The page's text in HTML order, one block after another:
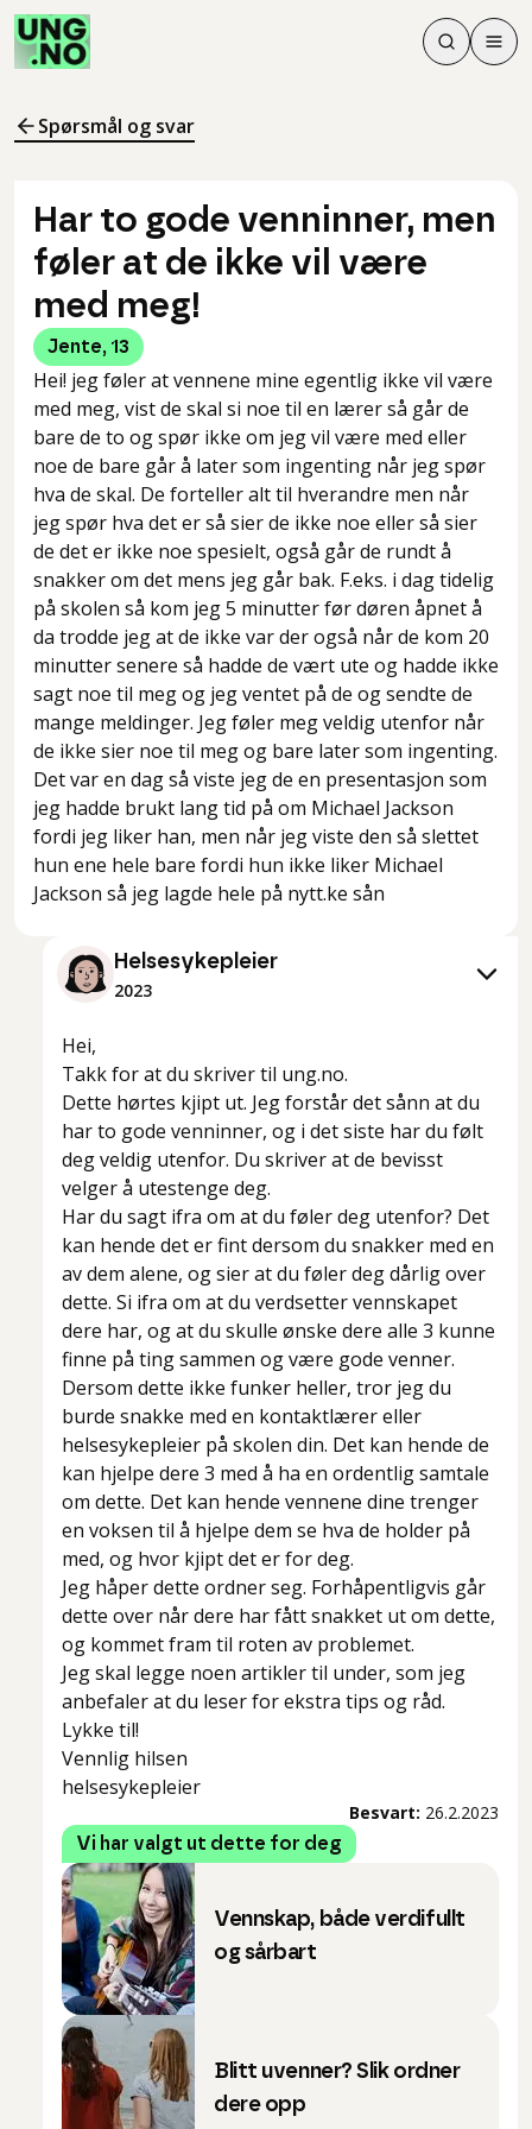
Søk
Søk
Meny
Spørsmål og svar
Har to gode venninner, men
føler at de ikke vil være
med meg!
Jente, 13
Hei! jeg føler at vennene mine egentlig ikke vil være
med meg, vist de skal si noe til en lærer så går de
bare de to og spør ikke om jeg vil være med eller
noe de bare går å later som ingenting når jeg spør
hva de skal. De forteller alt til hverandre men når
jeg spør hva det er så sier de ikke noe eller så sier
de det er ikke noe spesielt, også går de rundt å
snakker om det mens jeg går bak. F.eks. i dag tidelig
på skolen så kom jeg 5 minutter før døren åpnet å
da trodde jeg at de ikke var der også når de kom 20
minutter senere så hadde de vært ute og hadde ikke
sagt noe til meg og jeg ventet på de og sendte de
mange meldinger. Jeg føler meg veldig utenfor når
de ikke sier noe til meg og bare later som ingenting.
Det var en dag så viste jeg de en presentasjon som
jeg hadde brukt lang tid på om Michael Jackson
fordi jeg liker han, men når jeg viste den så slettet
hun ene hele bare fordi hun ikke liker Michael
Jackson så jeg lagde hele på nytt.ke sån
Helsesykepleier
2023
Hei,
Takk for at du skriver til ung.no.
Dette hørtes kjipt ut. Jeg forstår det sånn at du
har to gode venninner, og i det siste har du følt
deg veldig utenfor. Du skriver at de bevisst
velger å utestenge deg.
Har du sagt ifra om at du føler deg utenfor? Det
kan hende det er fint dersom du snakker med en
av dem alene, og sier at du føler deg dårlig over
dette. Si ifra om at du verdsetter vennskapet
dere har, og at du skulle ønske dere alle 3 kunne
finne på ting sammen og være gode venner.
Dersom dette ikke funker heller, tror jeg du
burde snakke med en kontaktlærer eller
helsesykepleier på skolen din. Det kan hende de
kan hjelpe dere 3 med å ha en ordentlig samtale
om dette. Det kan hende vennene dine trenger
en voksen til å hjelpe dem se hva de holder på
med, og hvor kjipt det er for deg.
Jeg håper dette ordner seg. Forhåpentligvis går
dette over når dere har fått snakket ut om dette,
og kommet fram til roten av problemet.
Jeg skal legge noen artikler til under, som jeg
anbefaler at du leser for ekstra tips og råd.
Lykke til!
Vennlig hilsen
helsesykepleier
Besvart: 26.2.2023
Vi har valgt ut dette for deg
Vennskap, både verdifullt
og sårbart
Blitt uvenner? Slik ordner
dere opp